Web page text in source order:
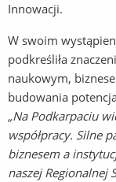
Innowacji.
W swoim
podkreśliła
naukowym,
budowania
„Na Podkarpaciu
współpracy. Silne
biznesem a
naszej Regionalnej